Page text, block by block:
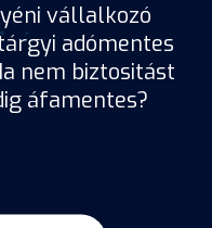
vállalkozó
adómentes
nem biztositást
áfamentes?